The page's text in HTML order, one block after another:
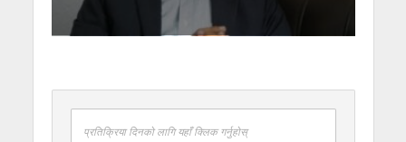
प्रतिक्रिया दिनको लागि यहाँ क्लिक गर्नुहोस्